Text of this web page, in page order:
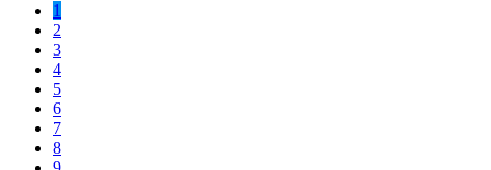
1
2
3
4
5
6
7
8